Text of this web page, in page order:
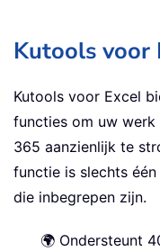
Kutools voor
Kutools voor Excel
functies om uw
365 aanzienlijk te
functie is slechts
die inbegrepen zijn.
🌍 Ondersteunt